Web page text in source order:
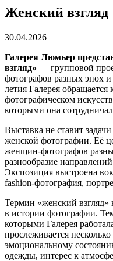
Женский взгляд
30.04.2026
Галерея Люмьер
взгляд» — групповой
фотографов разных эпох
летия Галерея обращается
фотографическом
которыми она
Выставка не ставит
женской фотографии. Её
женщин-фотографов
разнообразие
Экспозиция выстроена
fashion-фотография,
Термин «женский взгляд»
в истории фотографии.
которыми Галерея
прослеживается
эмоциональному
одежды, интерес к